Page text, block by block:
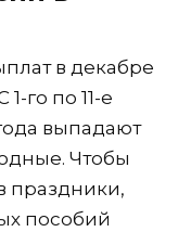
в декабре
го по 11-е
выпадают
Чтобы
праздники,
пособий